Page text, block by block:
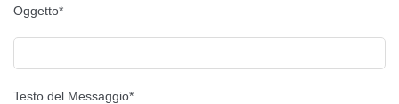
Oggetto*
Testo del Messaggio*